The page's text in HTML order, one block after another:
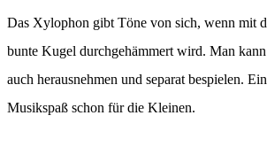
Das Xylophon gibt Töne von sich, wenn mit
bunte Kugel durchgehämmert wird. Man
auch herausnehmen und separat bespielen.
Musikspaß schon für die Kleinen.